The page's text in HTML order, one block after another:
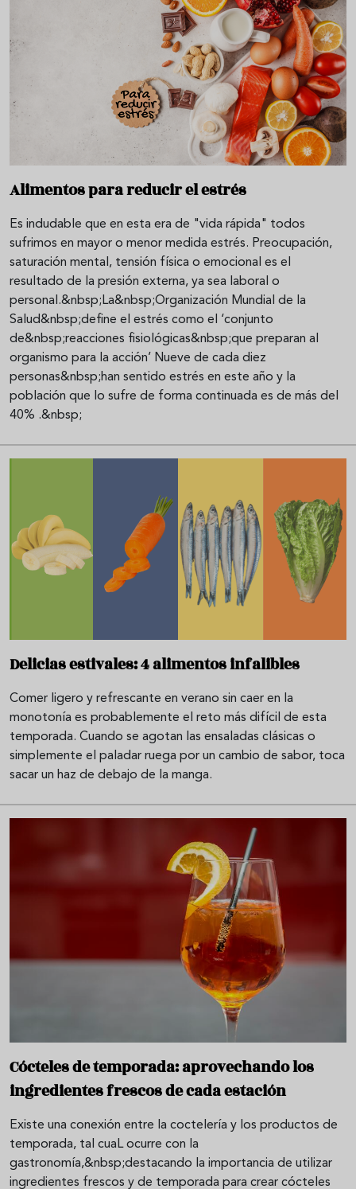
Alimentos para reducir el estrés
Es indudable que en esta era de "vida rápida" todos
sufrimos en mayor o menor medida estrés. Preocupación,
saturación mental, tensión física o emocional es el
resultado de la presión externa, ya sea laboral o
personal.&nbsp;La&nbsp;Organización Mundial de la
Salud&nbsp;define el estrés como el ‘conjunto
de&nbsp;reacciones fisiológicas&nbsp;que preparan al
organismo para la acción’ Nueve de cada diez
personas&nbsp;han sentido estrés en este año y la
población que lo sufre de forma continuada es de más del
40% .&nbsp;
Delicias estivales: 4 alimentos infalibles
Comer ligero y refrescante en verano sin caer en la
monotonía es probablemente el reto más difícil de esta
temporada. Cuando se agotan las ensaladas clásicas o
simplemente el paladar ruega por un cambio de sabor, toca
sacar un haz de debajo de la manga.
Cócteles de temporada: aprovechando los
ingredientes frescos de cada estación
Existe una conexión entre la coctelería y los productos de
temporada, tal cuaL ocurre con la
gastronomía,&nbsp;destacando la importancia de utilizar
ingredientes frescos y de temporada para crear cócteles